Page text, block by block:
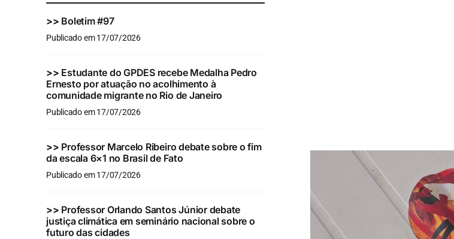
>> Boletim #97
Publicado em 17/07/2026
>> Estudante do GPDES recebe Medalha Pedro
Ernesto por atuação no acolhimento à
comunidade migrante no Rio de Janeiro
Publicado em 17/07/2026
>> Professor Marcelo Ribeiro debate sobre o fim
da escala 6×1 no Brasil de Fato
Publicado em 17/07/2026
>> Professor Orlando Santos Júnior debate
justiça climática em seminário nacional sobre o
futuro das cidades